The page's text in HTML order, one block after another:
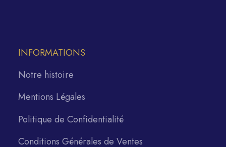
INFORMATIONS
Notre histoire
Mentions Légales
Politique de Confidentialité
Conditions Générales de Ventes